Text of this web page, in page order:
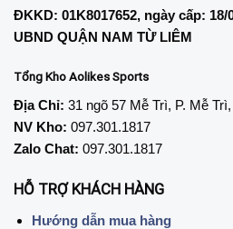
ĐKKD: 01K8017652, ngày cấp: 18/
UBND QUẬN NAM TỪ LIÊM
Tổng Kho Aolikes Sports
Địa Chỉ: 31 ngõ 57 Mễ Trì, P. Mễ
NV Kho: 097.301.1817
Zalo Chat: 097.301.1817
HỖ TRỢ KHÁCH HÀNG
Hướng dẫn mua hàng